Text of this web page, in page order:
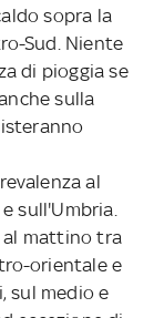
sopra la
Sud. Niente
di pioggia se
sulla
al
sull'Umbria.
al mattino tra
orientale e
sul medio e